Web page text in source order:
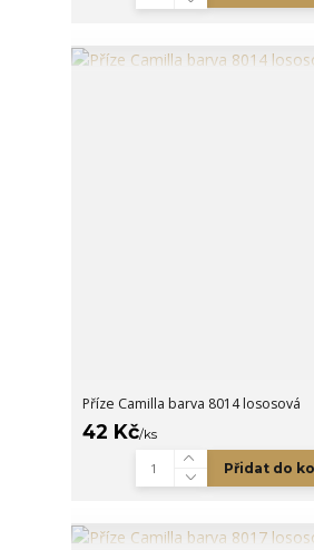
Příze Camilla barva 8014 lososová
42 Kč/ks
Přidat do